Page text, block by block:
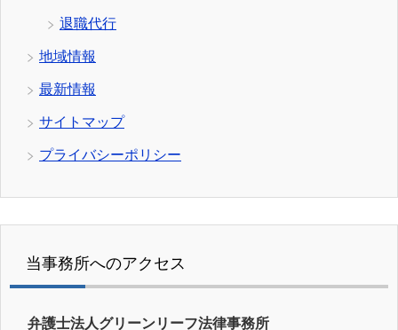
退職代行
地域情報
最新情報
サイトマップ
プライバシーポリシー
当事務所へのアクセス
弁護士法人グリーンリーフ法律事務所